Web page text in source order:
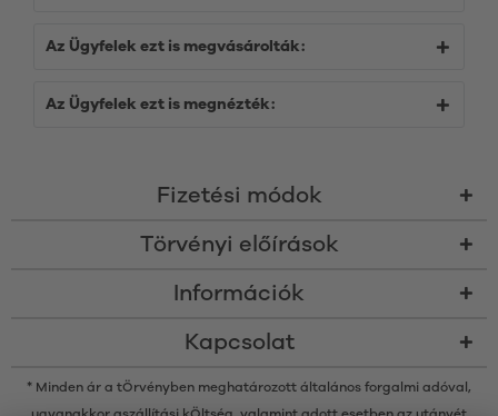
Az Ügyfelek ezt is megvásárolták:
Az Ügyfelek ezt is megnézték:
Fizetési módok
Törvényi előírások
Információk
Kapcsolat
* Minden ár a tÖrvényben meghatározott általános forgalmi adóval,